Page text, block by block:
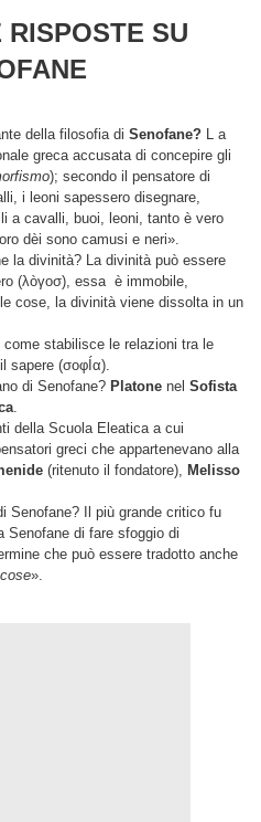
RISPOSTE SU
della filosofia di Senofane? L a
greca accusata di concepire gli
); secondo il pensatore di
i leoni sapessero disegnare,
a cavalli, buoi, leoni, tanto è vero
dèi sono camusi e neri».
la divinità? La divinità può essere
(λòγοσ), essa è immobile,
cose, la divinità viene dissolta in un
stabilisce le relazioni tra le
sapere (σοφÍα).
di Senofane? Platone nel Sofista
.
della Scuola Eleatica a cui
greci che appartenevano alla
(ritenuto il fondatore), Melisso
Senofane? Il più grande critico fu
Senofane di fare sfoggio di
che può essere tradotto anche
».